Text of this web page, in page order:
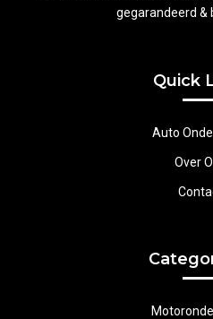
gegarandeerd &
Quick
Auto
Over